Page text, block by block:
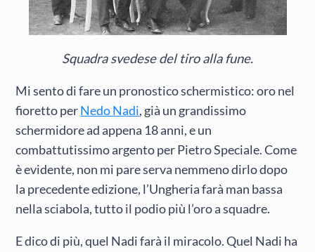
Squadra svedese del tiro alla fune.
Mi sento di fare un pronostico schermistico: oro nel
fioretto perNedo Nadi, già un grandissimo
schermidore ad appena 18 anni, e un
combattutissimo argento per Pietro Speciale. Come
è evidente, non mi pare serva nemmeno dirlo dopo
la precedente edizione, l’Ungheria farà man bassa
nella sciabola, tutto il podio più l’oro a squadre.
E dico di più, quel Nadi farà il miracolo. Quel Nadi ha